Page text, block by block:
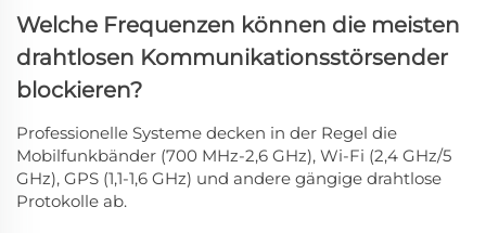
Welche Frequenzen können die meisten
drahtlosen Kommunikationsstörsender
blockieren?
Professionelle Systeme decken in der Regel die
Mobilfunkbänder (700 MHz-2,6 GHz), Wi-Fi (2,4 GHz/5
GHz), GPS (1,1-1,6 GHz) und andere gängige drahtlose
Protokolle ab.